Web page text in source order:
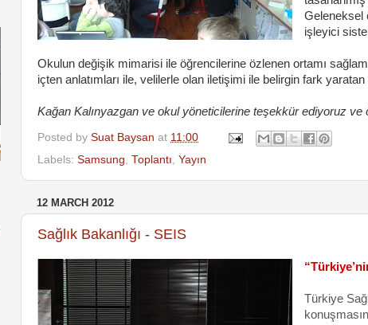
Geleneksel
işleyici
Okulun değişik mimarisi ile öğrencilerine özlenen ortamı
içten anlatımları ile, velilerle olan iletişimi ile belirgin fark
Kağan Kalınyazgan ve okul yöneticilerine teşekkür ediyoruz ve
Posted by Suat Baysan at 11:00
Labels: Samsung Toplantı Yayın
12 MARCH 2012
Sağlık Bakanlığı - SEIS
Türkiye